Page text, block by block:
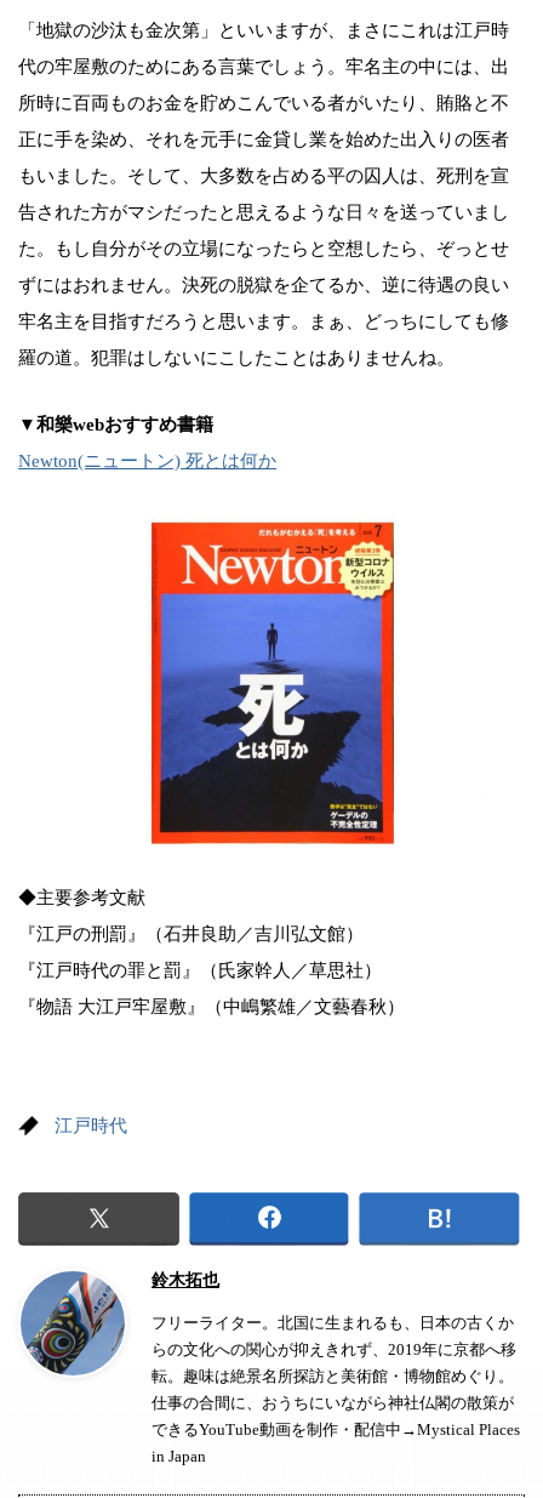
「地獄の沙汰も金次第」といいますが、まさにこれは江戸時
代の牢屋敷のためにある言葉でしょう。牢名主の中には、出
所時に百両ものお金を貯めこんでいる者がいたり、賄賂と不
正に手を染め、それを元手に金貸し業を始めた出入りの医者
もいました。そして、大多数を占める平の囚人は、死刑を宣
告された方がマシだったと思えるような日々を送っていまし
た。もし自分がその立場になったらと空想したら、ぞっとせ
ずにはおれません。決死の脱獄を企てるか、逆に待遇の良い
牢名主を目指すだろうと思います。まぁ、どっちにしても修
羅の道。犯罪はしないにこしたことはありませんね。
▼和樂webおすすめ書籍
Newton(ニュートン) 死とは何か
◆主要参考文献
『江戸の刑罰』（石井良助／吉川弘文館）
『江戸時代の罪と罰』（氏家幹人／草思社）
『物語 大江戸牢屋敷』（中嶋繁雄／文藝春秋）
江戸時代
鈴木拓也
フリーライター。北国に生まれるも、日本の古くか
らの文化への関心が抑えきれず、2019年に京都へ移
転。趣味は絶景名所探訪と美術館・博物館めぐり。
仕事の合間に、おうちにいながら神社仏閣の散策が
できるYouTube動画を制作・配信中→Mystical Places
in Japan